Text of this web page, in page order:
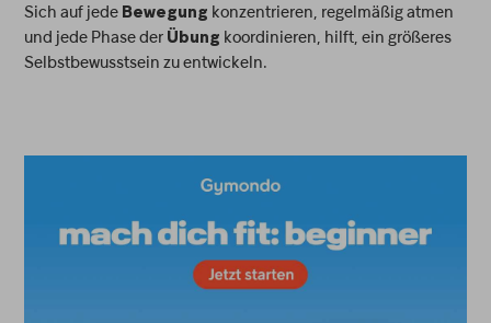
Sich auf jede Bewegung konzentrieren, regelmäßig atmen
und jede Phase der Übung koordinieren, hilft, ein größeres
Selbstbewusstsein zu entwickeln.